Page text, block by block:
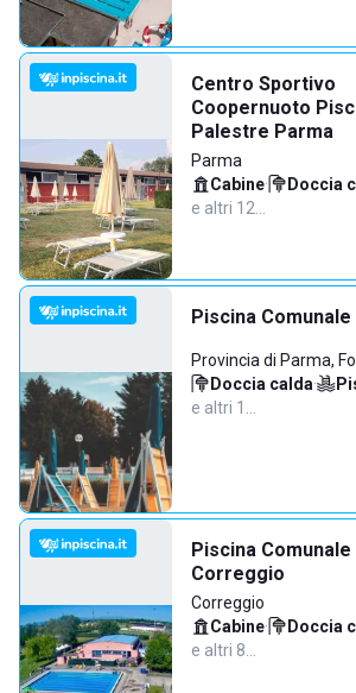
Centro Sportivo
Coopernuoto
Palestre Parma
Parma
Cabine· Doccia
e altri 12…
Piscina
Provincia di Parma,
Doccia calda·
e altri 1…
Piscina Comunale
Correggio
Correggio
Cabine· Doccia
e altri 8…